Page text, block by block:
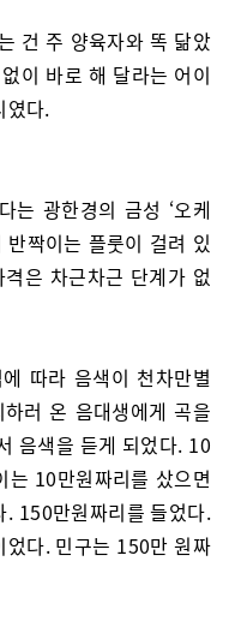
건 주 양육자와 똑 닮았
이 바로 해 달라는 어이
였다.
는 광한경의 금성 ‘오케
짝이는 플룻이 걸려 있
은 차근차근 단계가 없
따라 음색이 천차만별
러 온 음대생에게 곡을
음색을 듣게 되었다. 10
는 10만원짜리를 샀으면
. 150만원짜리를 들었다.
었다. 민구는 150만 원짜